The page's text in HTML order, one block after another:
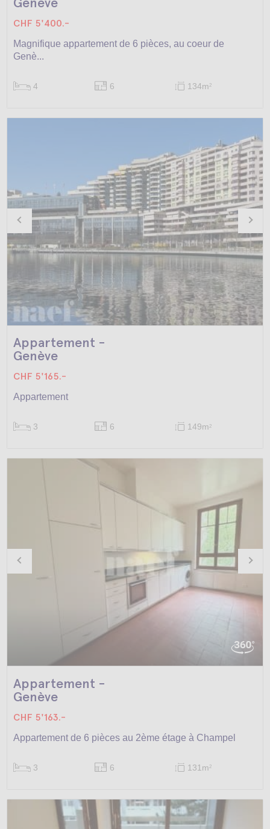
CHF 5'400.-
Magnifique appartement de 6 pièces, au coeur de
Genè...
4 6 134m2
Appartement -
Genève
CHF 5'165.-
Appartement
3 6 149m2
Appartement -
Genève
CHF 5'163.-
Appartement de 6 pièces au 2ème étage à Champel
3 6 131m2